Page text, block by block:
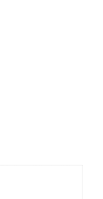
どれなの？
美味しい人気の食べ物が、ケー